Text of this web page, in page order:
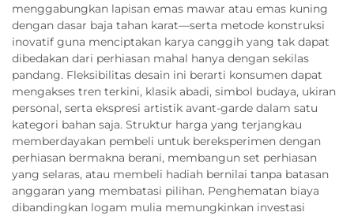
menggabungkan lapisan emas mawar atau emas kuning
dengan dasar baja tahan karat—serta metode konstruksi
inovatif guna menciptakan karya canggih yang tak dapat
dibedakan dari perhiasan mahal hanya dengan sekilas
pandang. Fleksibilitas desain ini berarti konsumen dapat
mengakses tren terkini, klasik abadi, simbol budaya, ukiran
personal, serta ekspresi artistik avant-garde dalam satu
kategori bahan saja. Struktur harga yang terjangkau
memberdayakan pembeli untuk bereksperimen dengan
perhiasan bermakna berani, membangun set perhiasan
yang selaras, atau membeli hadiah bernilai tanpa batasan
anggaran yang membatasi pilihan. Penghematan biaya
dibandingkan logam mulia memungkinkan investasi